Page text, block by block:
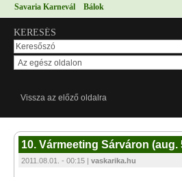
Savaria Karnevál
Bálok
KERESÉS
Vissza az előző oldalra
10. Vármeeting Sárváron (aug.
2011.08.01. - 00:15 | vaskarika.hu